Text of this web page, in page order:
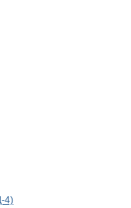
4)